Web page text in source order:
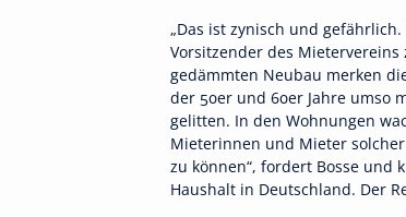
„Das ist zynisch und
Vorsitzender des
gedämmten Neubau merken
der 50er und 60er Jahre umso
gelitten. In den Wohnungen
Mieterinnen und Mieter
zu können“, fordert Bosse
Haushalt in Deutschland. Der